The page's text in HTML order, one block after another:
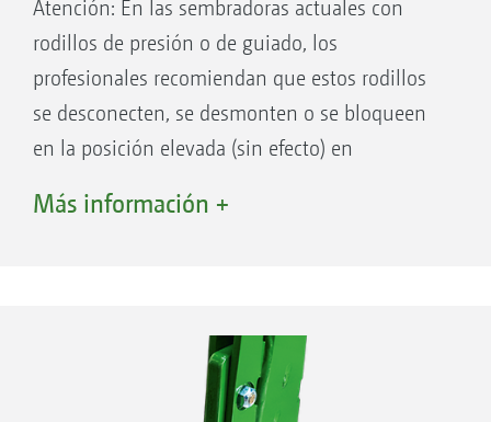
Atención: En las sembradoras actuales con
rodillos de presión o de guiado, los
profesionales recomiendan que estos rodillos
se desconecten, se desmonten o se bloqueen
en la posición elevada (sin efecto) en
embargo esto es posible únicamente si no son
un modo extraordinario!
Más información +